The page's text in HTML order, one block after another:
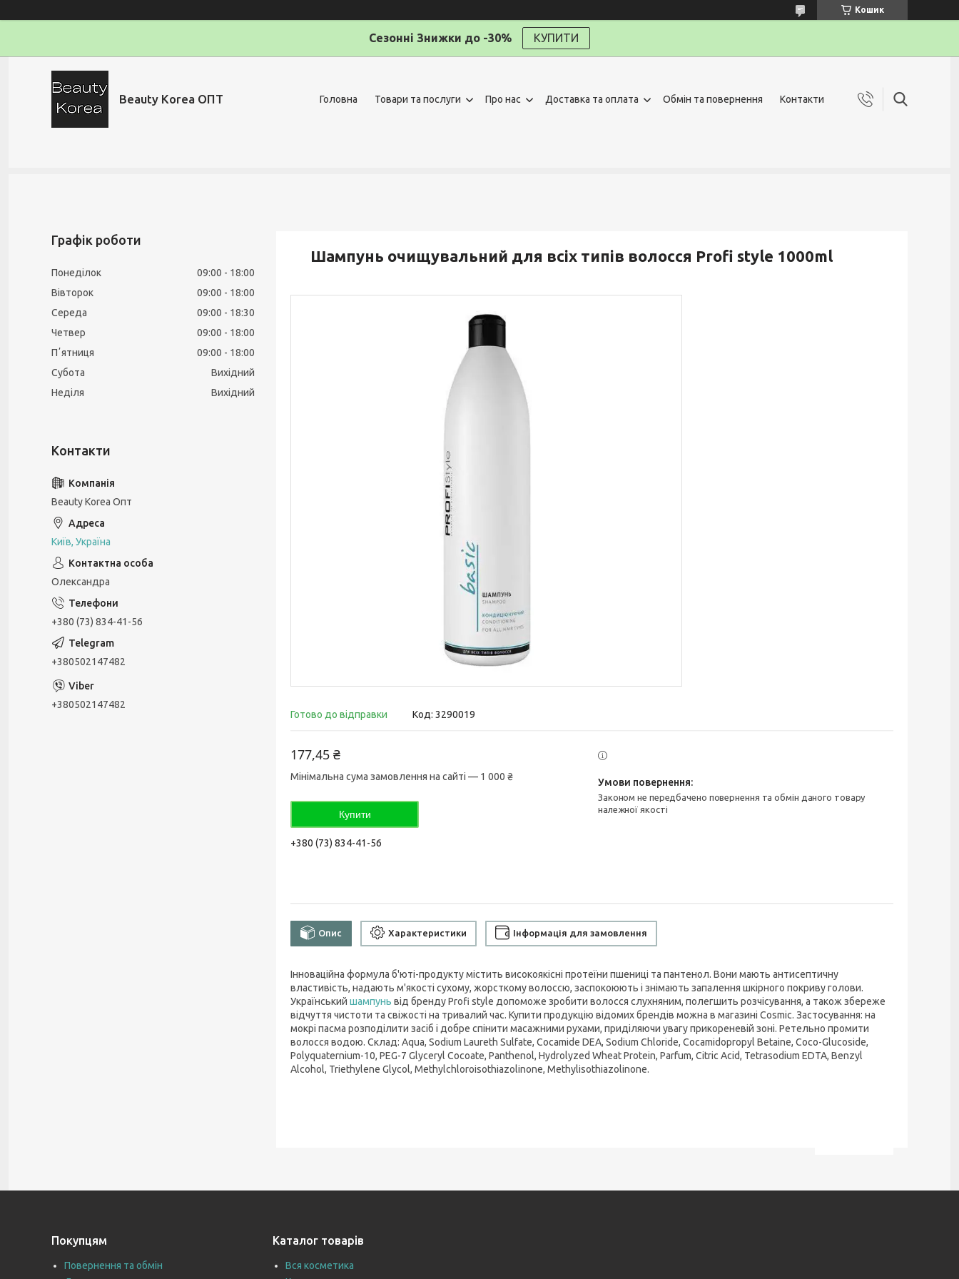
Кошик
Сезонні Знижки до -30% КУПИТИ
Beauty Korea ОПТ Головна Товари та послуги Про нас Доставка та оплата Обмін та повернення Контакти
Шампунь очищувальний для всіх типів волосся Profi style 1000ml
Готово до відправки Код: 3290019
177,45 ₴
Мінімальна сума замовлення на сайті — 1 000 ₴
Купити
+380 (73) 834-41-56
Законом не передбачено повернення та обмін даного товару
належної якості
Опис Характеристики Інформація для замовлення
Інноваційна формула б'юті-продукту містить високоякісні протеїни пшениці та пантенол. Вони мають антисептичну
властивість, надають м'якості сухому, жорсткому волоссю, заспокоюють і знімають запалення шкірного покриву голови.
Український шампунь від бренду Profi style допоможе зробити волосся слухняним, полегшить розчісування, а також збереже
відчуття чистоти та свіжості на тривалий час. Купити продукцію відомих брендів можна в магазині Cosmic. Застосування: на
мокрі пасма розподілити засіб і добре спінити масажними рухами, приділяючи увагу прикореневій зоні. Ретельно промити
волосся водою. Склад: Aqua, Sodium Laureth Sulfate, Cocamide DEA, Sodium Chloride, Cocamidopropyl Betaine, Coco-Glucoside,
Polyquaternium-10, PEG-7 Glyceryl Cocoate, Panthenol, Hydrolyzed Wheat Protein, Parfum, Citric Acid, Tetrasodium EDTA, Benzyl
Alcohol, Triethylene Glycol, Methylchloroisothiazolinone, Methylisothiazolinone.
Графік роботи
Понеділок 09:00
18:00
Вівторок
09:00
18:00
Середа
09:00
18:30
Четвер
09:00
18:00
Пʼятниця
09:00
18:00
Субота
Вихідний
Неділя
Вихідний
Beauty Korea Опт
Київ, Україна
Олександра
+380 (73) 834-41-56
+380502147482
+380502147482
Покупцям
Повернення та обмін
Каталог товарів
Вся косметика